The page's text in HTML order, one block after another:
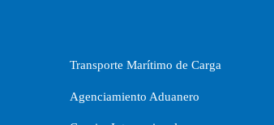
Transporte Marítimo de Carga
Agenciamiento Aduanero